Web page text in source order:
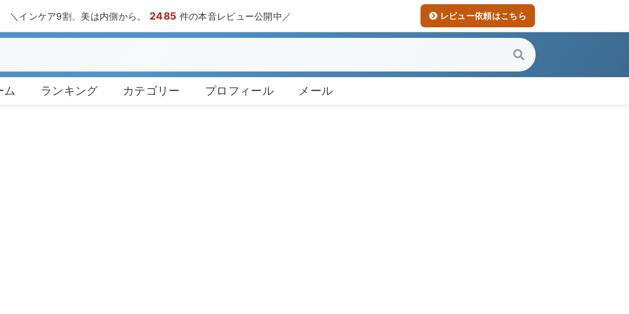
＼インケア9割、美は内側から。2485 件の本音レビュー公開中／ レビュー依頼はこちら
ム ランキング カテゴリー プロフィール メール